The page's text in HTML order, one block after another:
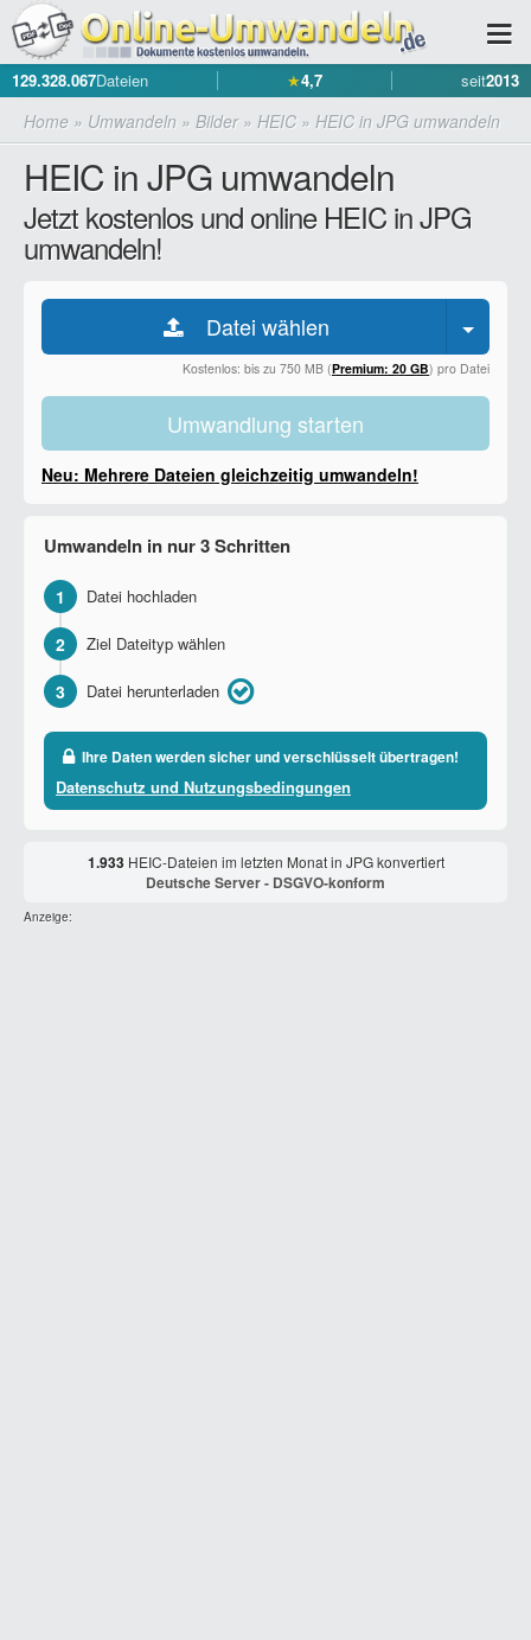
129.328.067Dateien ★4,7 seit2013
Home » Umwandeln » Bilder» HEIC » HEIC in JPG umwandeln
HEIC in JPG umwandeln
Jetzt kostenlos und online HEIC in JPG
umwandeln!
Datei wählen
Kostenlos: bis zu 750 MB (Premium: 20 GB) pro Datei
Umwandlung starten
Neu: Mehrere Dateien gleichzeitig umwandeln!
Umwandeln in nur 3 Schritten
1 Datei hochladen
2 Ziel Dateityp wählen
3 Datei herunterladen
Ihre Daten werden sicher und verschlüsselt übertragen!
Datenschutz und Nutzungsbedingungen
1.933HEIC-Dateien im letzten Monat in JPG konvertiert
Deutsche Server - DSGVO-konform
Anzeige: